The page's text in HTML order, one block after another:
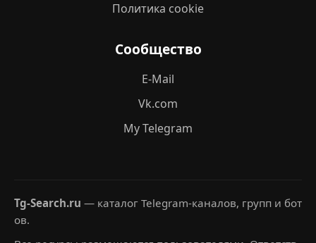
Политика cookie
Сообщество
E-Mail
Vk.com
My Telegram
Tg-Search.ru — каталог Telegram-каналов, групп и бот
ов.